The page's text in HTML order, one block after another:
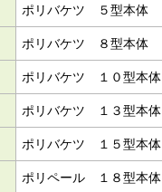
ポリバケツ ５型本体
ポリバケツ ８型本体
ポリバケツ １０型本体
ポリバケツ １３型本体
ポリバケツ １５型本体
ポリペール １８型本体